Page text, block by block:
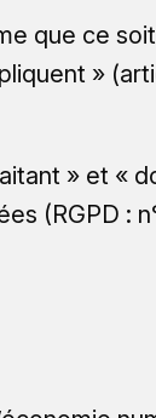
que ce
»
» et «
(RGPD :